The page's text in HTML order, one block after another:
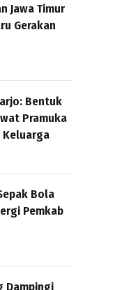
Jawa Timur
Gerakan
Bentuk
Pramuka
Keluarga
Bola
Pemkab
Dampingi